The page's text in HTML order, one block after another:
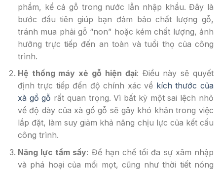
phẩm, kể cả gỗ trong nước lẫn nhập khẩu. Đây là
bước đầu tiên giúp bạn đảm bảo chất lượng gỗ,
tránh mua phải gỗ “non” hoặc kém chất lượng, ảnh
hưởng trực tiếp đến an toàn và tuổi thọ của công
trình.
Hệ thống máy xẻ gỗ hiện đại: Điều này sẽ quyết
định trực tiếp đến độ chính xác về kích thước của
xà gồ gỗ rất quan trọng. Vì bất kỳ một sai lệch nhỏ
về độ dày của xà gồ gỗ sẽ gây khó khăn trong việc
lắp đặt, làm suy giảm khả năng chịu lực của kết cấu
công trình.
Năng lực tẩm sấy: Để hạn chế tối đa sự xâm nhập
và phá hoại của mối mọt, cũng như thời tiết nóng